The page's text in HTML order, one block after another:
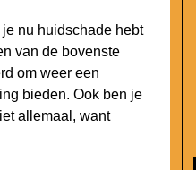
nu huidschade hebt
van de bovenste
om weer een
bieden. Ook ben je
allemaal, want